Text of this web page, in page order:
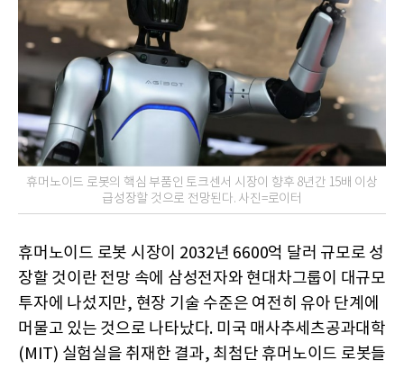
휴머노이드 로봇의 핵심 부품인 토크센서 시장이 향후 8년간 15배 이상
급성장할 것으로 전망된다. 사진=로이터
휴머노이드 로봇 시장이 2032년 6600억 달러 규모로 성
장할 것이란 전망 속에 삼성전자와 현대차그룹이 대규모
투자에 나섰지만, 현장 기술 수준은 여전히 유아 단계에
머물고 있는 것으로 나타났다. 미국 매사추세츠공과대학
(MIT) 실험실을 취재한 결과, 최첨단 휴머노이드 로봇들